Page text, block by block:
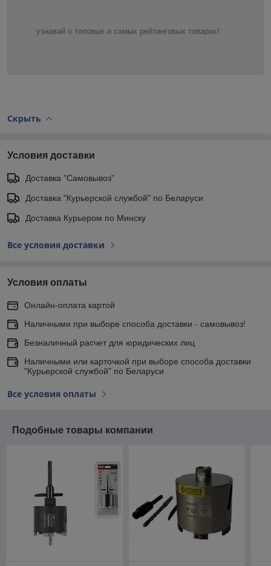
узнавай о топовых и самых рейтинговых товарах!
Скрыть
Условия доставки
Доставка "Самовывоз"
Доставка "Курьерской службой" по Беларуси
Доставка Курьером по Минску
Все условия доставки
Условия оплаты
Онлайн-оплата картой
Наличными при выборе способа доставки - самовывоз!
Безналичный расчет для юридических лиц
Наличными или карточкой при выборе способа доставки
"Курьерской службой" по Беларуси
Все условия оплаты
Подобные товары компании